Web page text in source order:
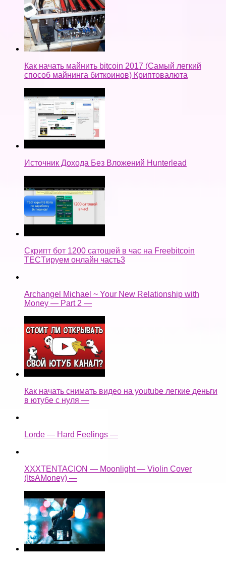
Как начать майнить bitcoin 2017 (Самый легкий
способ майнинга биткоинов) Криптовалюта
Источник Дохода Без Вложений Hunterlead
Скрипт бот 1200 сатошей в час на Freebitcoin
TECTируем онлайн часть3
Archangel Michael ~ Your New Relationship with
Money — Part 2 —
Как начать снимать видео на youtube легкие деньги
в ютубе с нуля —
Lorde — Hard Feelings —
XXXTENTACION — Moonlight — Violin Cover
(ItsAMoney) —